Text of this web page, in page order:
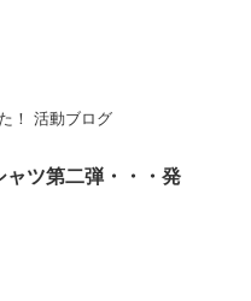
！ 活動ブログ
ャツ第二弾・・・発